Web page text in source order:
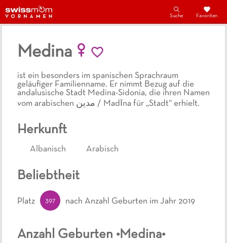
Suche Favoriten
Medina
ist ein besonders im spanischen Sprachraum
geläufiger Familienname. Er nimmt Bezug auf die
andalusische Stadt Medina-Sidonia, die ihren Namen
vom arabischen مدين / Madīna für „Stadt“ erhielt.
Herkunft
Albanisch Arabisch
Beliebtheit
Platz 397 nach Anzahl Geburten im Jahr 2019
Anzahl Geburten •Medina•